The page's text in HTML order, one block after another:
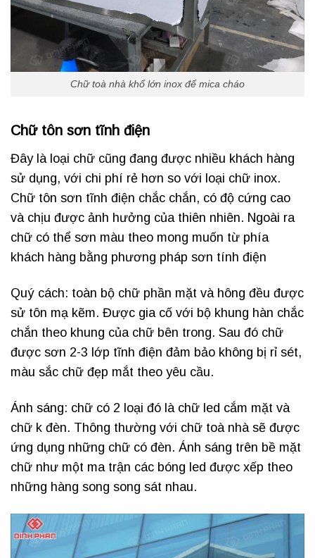
Chữ toà nhà khổ lớn inox đế mica cháo
Chữ tôn sơn tĩnh điện
Đây là loại chữ cũng đang được nhiều khách hàng
sử dụng, với chi phí rẻ hơn so với loại chữ inox.
Chữ tôn sơn tĩnh điện chắc chắn, có độ cứng cao
và chịu được ảnh hưởng của thiên nhiên. Ngoài ra
chữ có thể sơn màu theo mong muốn từ phía
khách hàng bằng phương pháp sơn tính điện
Quý cách: toàn bộ chữ phần mặt và hông đều được
sử tôn mạ kẽm. Được gia cố với bộ khung hàn chắc
chắn theo khung của chữ bên trong. Sau đó chữ
được sơn 2-3 lớp tĩnh điện đảm bảo không bị rỉ sét,
màu sắc chữ đẹp mắt theo yêu cầu.
Ánh sáng: chữ có 2 loại đó là chữ led cắm mặt và
chữ k đèn. Thông thường với chữ toà nhà sẽ được
ứng dụng những chữ có đèn. Ánh sáng trên bề mặt
chữ như một ma trận các bóng led được xếp theo
những hàng song song sát nhau.